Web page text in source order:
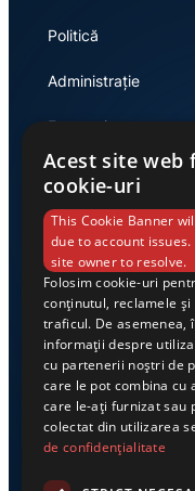
Politică
Administrație
Economie
Link-uri
Despre noi
Casa de editură
Acest site web
cookie-uri
This Cookie Banner
due to account
site owner to resolve.
Folosim cookie-uri
conținutul, reclamele și
traficul. De asemenea,
informații despre
cu partenerii noștri de
care le pot combina cu
care le-ați furnizat sau
colectat din utilizarea
de confidențialitate